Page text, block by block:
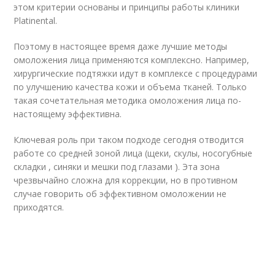
этом критерии основаны и принципы работы клиники
Platinental.
Поэтому в настоящее время даже лучшие методы
омоложения лица применяются комплексно. Например,
хирургические подтяжки идут в комплексе с процедурами
по улучшению качества кожи и объема тканей. Только
такая сочетательная методика омоложения лица по-
настоящему эффективна.
Ключевая роль при таком подходе сегодня отводится
работе со средней зоной лица (щеки, скулы, носогубные
складки , синяки и мешки под глазами ). Эта зона
чрезвычайно сложна для коррекции, но в противном
случае говорить об эффективном омоложении не
приходятся.